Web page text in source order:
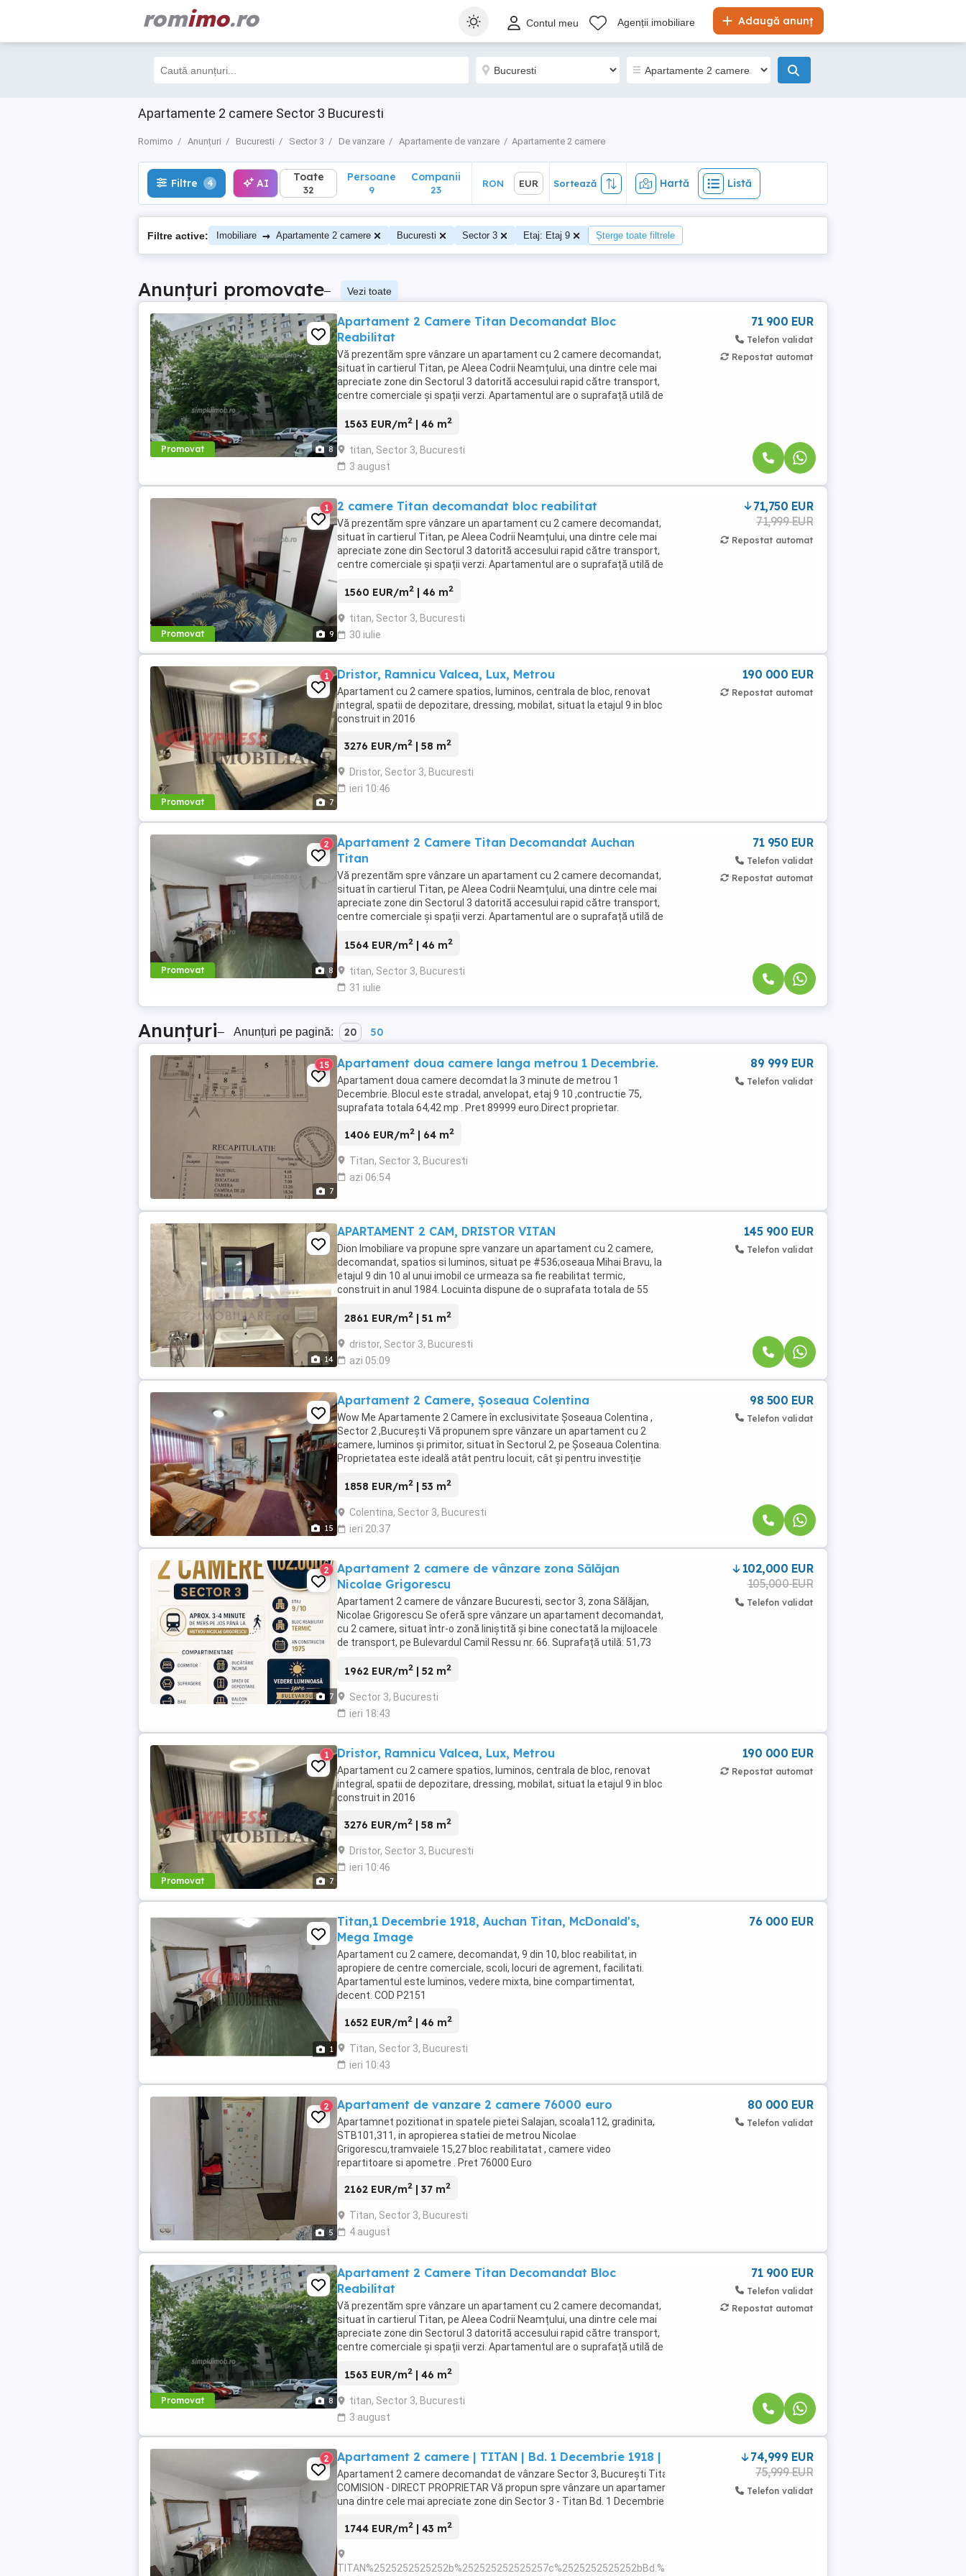
romimo.ro Adaugă anunț
Contul meu Agenții imobiliare
Apartamente 2 camere Sector 3 Bucuresti
Romimo Anunțuri Bucuresti Sector 3 De vanzare Apartamente de vanzare Apartamente 2 camere
Filtre 4 AI RON EUR Sortează Hartă Listă
Filtre 4 AI Toate
32
Persoane
9
Companii
23
RON EUR Sortează Hartă Listă
Filtre active: Imobiliare → Apartamente 2 camere Bucuresti Sector 3 Etaj: Etaj 9 Șterge toate filtrele
Anunțuri promovate– Vezi toate
Promovat 8
Apartament 2 Camere Titan Decomandat Bloc
Reabilitat
Vă prezentăm spre vânzare un apartament cu 2 camere decomandat,
situat în cartierul Titan, pe Aleea Codrii Neamțului, una dintre cele mai
apreciate zone din Sectorul 3 datorită accesului rapid către transport,
centre comerciale și spații verzi. Apartamentul are o suprafață utilă de
1563 EUR/m2 | 46 m2
titan, Sector 3, Bucuresti
3 august
71 900 EUR
Telefon validat
Repostat automat
Promovat 9
1 2 camere Titan decomandat bloc reabilitat
Vă prezentăm spre vânzare un apartament cu 2 camere decomandat,
situat în cartierul Titan, pe Aleea Codrii Neamțului, una dintre cele mai
apreciate zone din Sectorul 3 datorită accesului rapid către transport,
centre comerciale și spații verzi. Apartamentul are o suprafață utilă de
1560 EUR/m2 | 46 m2
titan, Sector 3, Bucuresti
30 iulie
71,750 EUR
71,999 EUR
Repostat automat
Promovat 7
1 Dristor, Ramnicu Valcea, Lux, Metrou
Apartament cu 2 camere spatios, luminos, centrala de bloc, renovat
integral, spatii de depozitare, dressing, mobilat, situat la etajul 9 in bloc
construit in 2016
3276 EUR/m2 | 58 m2
Dristor, Sector 3, Bucuresti
ieri 10:46
190 000 EUR
Repostat automat
Promovat 8
2
Apartament 2 Camere Titan Decomandat Auchan
Titan
Vă prezentăm spre vânzare un apartament cu 2 camere decomandat,
situat în cartierul Titan, pe Aleea Codrii Neamțului, una dintre cele mai
apreciate zone din Sectorul 3 datorită accesului rapid către transport,
centre comerciale și spații verzi. Apartamentul are o suprafață utilă de
1564 EUR/m2 | 46 m2
titan, Sector 3, Bucuresti
31 iulie
71 950 EUR
Telefon validat
Repostat automat
Anunțuri– Anunțuri pe pagină: 20 50
7
15 Apartament doua camere langa metrou 1 Decembrie.
Apartament doua camere decomdat la 3 minute de metrou 1
Decembrie. Blocul este stradal, anvelopat, etaj 9 10 ,contructie 75,
suprafata totala 64,42 mp . Pret 89999 euro.Direct proprietar.
1406 EUR/m2 | 64 m2
Titan, Sector 3, Bucuresti
azi 06:54
89 999 EUR
Telefon validat
14
APARTAMENT 2 CAM, DRISTOR VITAN
Dion Imobiliare va propune spre vanzare un apartament cu 2 camere,
decomandat, spatios si luminos, situat pe #536;oseaua Mihai Bravu, la
etajul 9 din 10 al unui imobil ce urmeaza sa fie reabilitat termic,
construit in anul 1984. Locuinta dispune de o suprafata totala de 55
2861 EUR/m2 | 51 m2
dristor, Sector 3, Bucuresti
azi 05:09
145 900 EUR
Telefon validat
15
Apartament 2 Camere, Șoseaua Colentina
Wow Me Apartamente 2 Camere în exclusivitate Șoseaua Colentina ,
Sector 2 ,București Vă propunem spre vânzare un apartament cu 2
camere, luminos și primitor, situat în Sectorul 2, pe Șoseaua Colentina.
Proprietatea este ideală atât pentru locuit, cât și pentru investiție
1858 EUR/m2 | 53 m2
Colentina, Sector 3, Bucuresti
ieri 20:37
98 500 EUR
Telefon validat
7
2
Apartament 2 camere de vânzare zona Sălăjan
Nicolae Grigorescu
Apartament 2 camere de vânzare Bucuresti, sector 3, zona Sălăjan,
Nicolae Grigorescu Se oferă spre vânzare un apartament decomandat,
cu 2 camere, situat într-o zonă liniștită și bine conectată la mijloacele
de transport, pe Bulevardul Camil Ressu nr. 66. Suprafață utilă: 51,73
1962 EUR/m2 | 52 m2
Sector 3, Bucuresti
ieri 18:43
102,000 EUR
105,000 EUR
Telefon validat
Promovat 7
1 Dristor, Ramnicu Valcea, Lux, Metrou
Apartament cu 2 camere spatios, luminos, centrala de bloc, renovat
integral, spatii de depozitare, dressing, mobilat, situat la etajul 9 in bloc
construit in 2016
3276 EUR/m2 | 58 m2
Dristor, Sector 3, Bucuresti
ieri 10:46
190 000 EUR
Repostat automat
1
Titan,1 Decembrie 1918, Auchan Titan, McDonald's,
Mega Image
Apartament cu 2 camere, decomandat, 9 din 10, bloc reabilitat, in
apropiere de centre comerciale, scoli, locuri de agrement, facilitati.
Apartamentul este luminos, vedere mixta, bine compartimentat,
decent. COD P2151
1652 EUR/m2 | 46 m2
Titan, Sector 3, Bucuresti
ieri 10:43
76 000 EUR
5
2 Apartament de vanzare 2 camere 76000 euro
Apartamnet pozitionat in spatele pietei Salajan, scoala112, gradinita,
STB101,311, in apropierea statiei de metrou Nicolae
Grigorescu,tramvaiele 15,27 bloc reabilitatat , camere video
repartitoare si apometre . Pret 76000 Euro
2162 EUR/m2 | 37 m2
Titan, Sector 3, Bucuresti
4 august
80 000 EUR
Telefon validat
Promovat 8
Apartament 2 Camere Titan Decomandat Bloc
Reabilitat
Vă prezentăm spre vânzare un apartament cu 2 camere decomandat,
situat în cartierul Titan, pe Aleea Codrii Neamțului, una dintre cele mai
apreciate zone din Sectorul 3 datorită accesului rapid către transport,
centre comerciale și spații verzi. Apartamentul are o suprafață utilă de
1563 EUR/m2 | 46 m2
titan, Sector 3, Bucuresti
3 august
71 900 EUR
Telefon validat
Repostat automat
2 Apartament 2 camere | TITAN | Bd. 1 Decembrie 1918 | Sector 3
Apartament 2 camere decomandat de vânzare Sector 3, București Titan Bd. 1 Decembrie 1918 74.999 - FARA
COMISION - DIRECT PROPRIETAR Vă propun spre vânzare un apartament cu 2 camere decomandat, situat într-
una dintre cele mai apreciate zone din Sector 3 - Titan Bd. 1 Decembrie 1918, pe Aleea ...
1744 EUR/m2 | 43 m2
74,999 EUR
75,999 EUR
Telefon validat